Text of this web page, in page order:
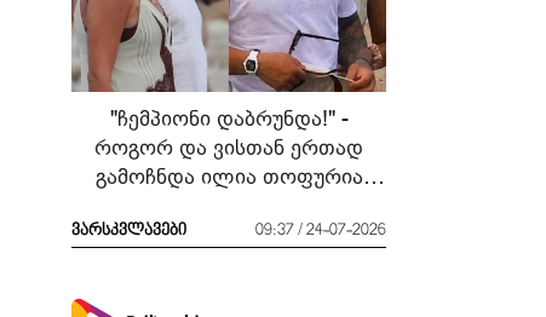
"ჩემპიონი დაბრუნდა!" -
როგორ და ვისთან ერთად
გამოჩნდა ილია თოფურია
ვარსკვლავები 09:37 / 24-07-2026